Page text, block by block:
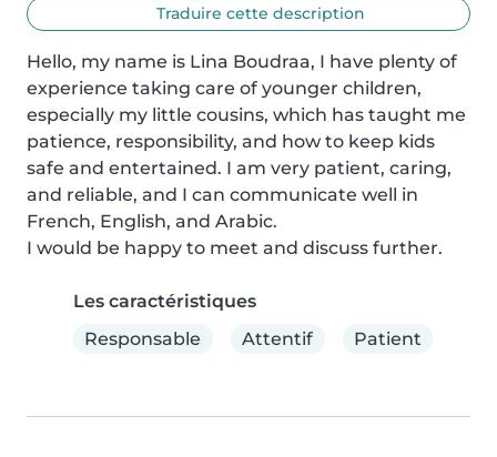
Traduire cette description
Hello, my name is Lina Boudraa, I have plenty of
experience taking care of younger children,
especially my little cousins, which has taught me
patience, responsibility, and how to keep kids
safe and entertained. I am very patient, caring,
and reliable, and I can communicate well in
French, English, and Arabic.
I would be happy to meet and discuss further.
Les caractéristiques
Responsable
Attentif Patient